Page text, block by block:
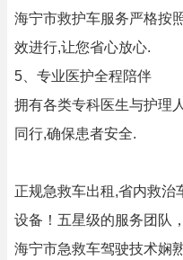
海宁市救护车服务严格按
效进行,让您省心放心.
5、专业医护全程陪伴
拥有各类专科医生与护理
同行,确保患者安全.
正规急救车出租,省内救治
设备！五星级的服务团队
海宁市急救车驾驶技术娴